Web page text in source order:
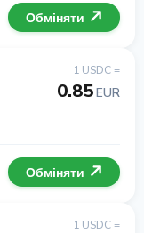
Обміняти
1 USDC =
0.85EUR
Обміняти
1 USDC =